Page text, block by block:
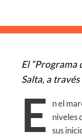
El
Salta, a
E
n el
niveles
sus